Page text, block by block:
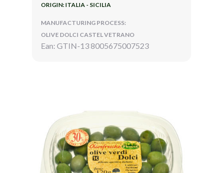
ORIGIN: ITALIA - SICILIA
MANUFACTURING PROCESS:
OLIVE DOLCI CASTEL VETRANO
Ean: GTIN-13 8005675007523